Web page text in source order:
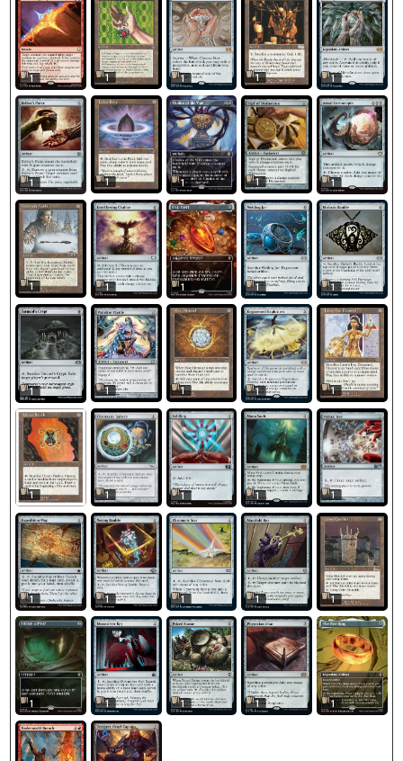
1 1 1 1 1
1 1 1 1 1
1 1 1 1 1
1 1 1 1 1
1 1 1 1 1
1 1 1 1 1
1 1 1 1 1